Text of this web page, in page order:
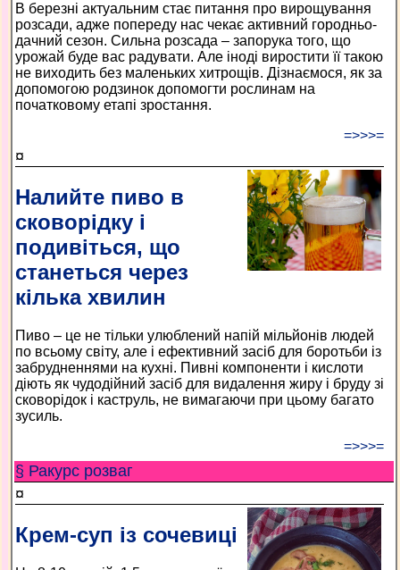
В березні актуальним стає питання про вирощування
розсади, адже попереду нас чекає активний городньо-
дачний сезон. Сильна розсада – запорука того, що
урожай буде вас радувати. Але іноді виростити її такою
не виходить без маленьких хитрощів. Дізнаємося, як за
допомогою родзинок допомогти рослинам на
початковому етапі зростання.
=>>>=
¤
Налийте пиво в
сковорідку і
подивіться, що
станеться через
кілька хвилин
Пиво – це не тільки улюблений напій мільйонів людей
по всьому світу, але і ефективний засіб для боротьби із
забрудненнями на кухні. Пивні компоненти і кислоти
діють як чудодійний засіб для видалення жиру і бруду зі
сковорідок і каструль, не вимагаючи при цьому багато
зусиль.
=>>>=
§ Ракурс розваг
¤
Крем-суп із сочевиці